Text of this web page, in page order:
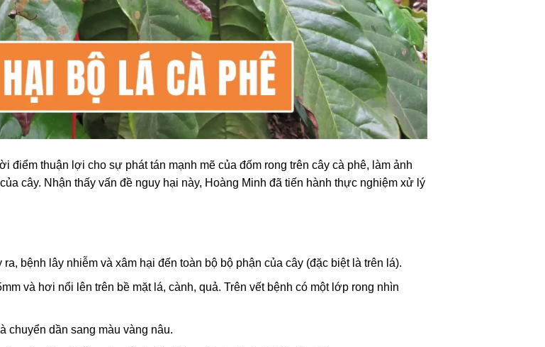
điểm thuận lợi cho sự phát tán mạnh mẽ của đốm rong trên cây cà phê, làm ảnh
cây. Nhận thấy vấn đề nguy hại này, Hoàng Minh đã tiến hành thực nghiệm xử lý
bệnh lây nhiễm và xâm hại đến toàn bộ bộ phận của cây (đặc biệt là trên lá).
và hơi nổi lên trên bề mặt lá, cành, quả. Trên vết bệnh có một lớp rong nhìn
chuyển dần sang màu vàng nâu.